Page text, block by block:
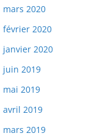
mars 2020
février 2020
janvier 2020
juin 2019
mai 2019
avril 2019
mars 2019